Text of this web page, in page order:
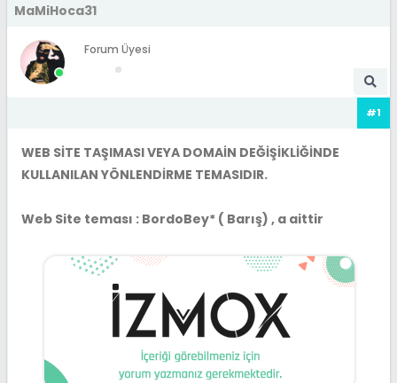
MaMiHoca31
Forum Üyesi
#1
WEB SİTE TAŞIMASI VEYA DOMAİN DEĞİŞİKLİĞİNDE
KULLANILAN YÖNLENDİRME TEMASIDIR.
Web Site teması : BordoBey* ( Barış) , a aittir